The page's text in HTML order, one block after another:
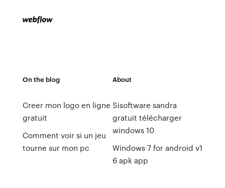
On the blog
Creer mon logo en ligne
gratuit
Comment voir si un jeu
tourne sur mon pc
About
Sisoftware sandra
gratuit télécharger
windows 10
Windows 7 for android v1
6 apk app